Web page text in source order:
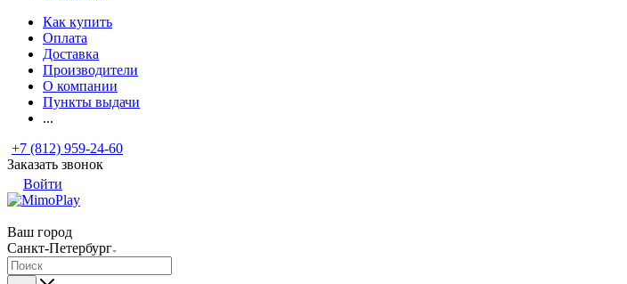
Как купить
Оплата
Доставка
Производители
О компании
Пункты выдачи
...
+7 (812) 959-24-60
Заказать звонок
Войти
Ваш город
Санкт-Петербург